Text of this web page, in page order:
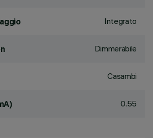
Integrato
Dimmerabile
Casambi
0.55